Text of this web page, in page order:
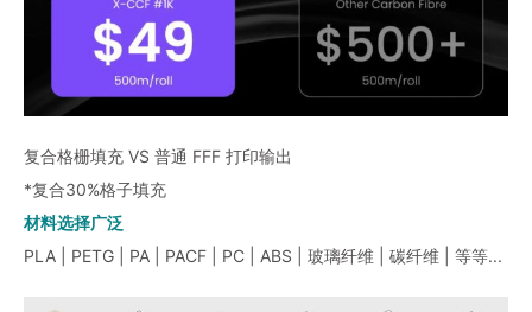
复合格栅填充 VS 普通 FFF 打印输出
*复合30%格子填充
材料选择广泛
PLA | PETG | PA | PACF | PC | ABS | 玻璃纤维 | 碳纤维 | 等等...